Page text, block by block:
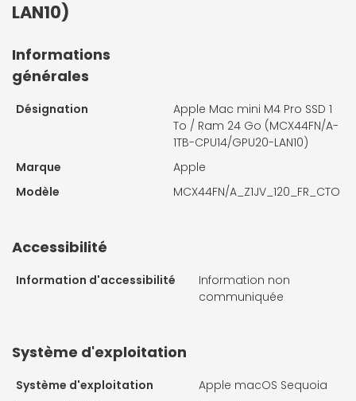
LAN10)
Informations
générales
Désignation
Apple Mac mini M4 Pro SSD 1
To / Ram 24 Go (MCX44FN/A-
1TB-CPU14/GPU20-LAN10)
Marque
Apple
Modèle
MCX44FN/A_Z1JV_120_FR_CTO
Accessibilité
Information d'accessibilité
Information non
communiquée
Système d'exploitation
Système d'exploitation
Apple macOS Sequoia